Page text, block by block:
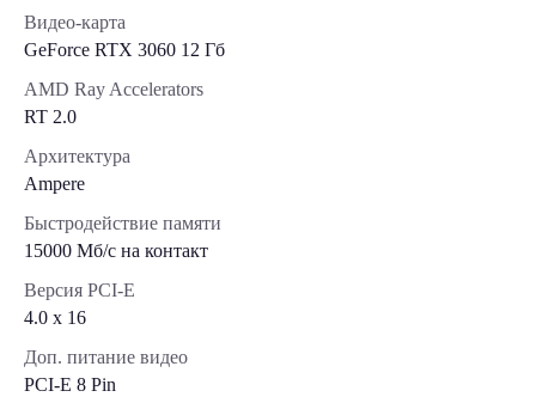
Видео-карта
GeForce RTX 3060 12 Гб
AMD Ray Accelerators
RT 2.0
Архитектура
Ampere
Быстродействие памяти
15000 Мб/с на контакт
Версия PCI-E
4.0 x 16
Доп. питание видео
PCI-E 8 Pin